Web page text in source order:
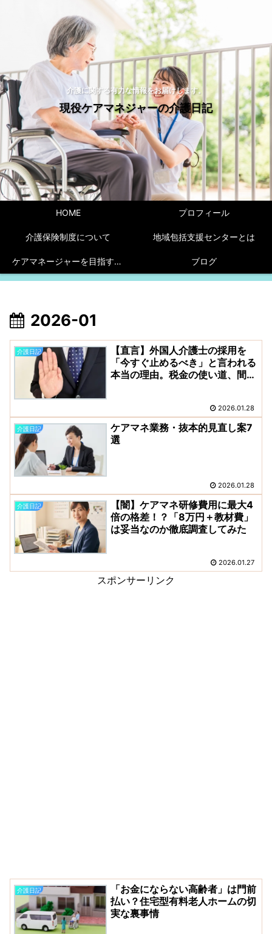
介護に関する有力な情報をお届けします。
現役ケアマネジャーの介護日記
HOME プロフィール
介護保険制度について 地域包括支援センターとは
ケアマネージャーを目指すには！ ブログ
2026-01
介護日記
【直言】外国人介護士の採用を
「今すぐ止めるべき」と言われる
本当の理由。税金の使い道、間違
2026.01.28
介護日記
ケアマネ業務・抜本的見直し案7
選
2026.01.28
介護日記
【闇】ケアマネ研修費用に最大4
倍の格差！？「8万円＋教材費」
は妥当なのか徹底調査してみた
2026.01.27
スポンサーリンク
介護日記
「お金にならない高齢者」は門前
払い？住宅型有料老人ホームの切
実な裏事情